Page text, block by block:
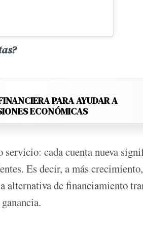
PARA AYUDAR A
ECONÓMICAS
cada cuenta nueva
Es decir, a más
de financiamiento